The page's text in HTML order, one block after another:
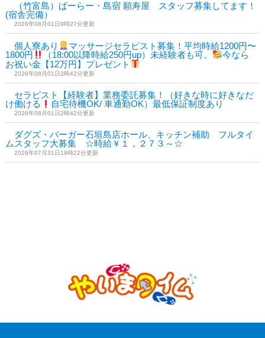
（竹富島）ぱーらー・島宿 願寿屋 スタッフ募集してます！
(宿舎完備）
2026年08月01日9時27分更新
個人寮あり
マッサージセラピスト募集！平均時給1200円〜
1800円
（18:00以降時給250円up）未経験者も可。
今なら
お祝い金【12万円】プレゼント
2026年08月01日2時42分更新
セラピスト【経験者】業務委託募集！（好きな時に好きなだ
け働ける
自宅待機OK/ 車通勤OK）最低保証制度あり
2026年08月01日2時42分更新
ダグズ・バーガー石垣島店ホール、キッチン補助 フルタイ
ムスタッフ大募集 ☆時給￥１，２７３～☆
2026年07月31日18時22分更新